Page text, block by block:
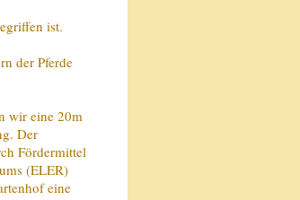
ist.
der Pferde
wir eine 20m
Der
Fördermittel
(ELER)
eine